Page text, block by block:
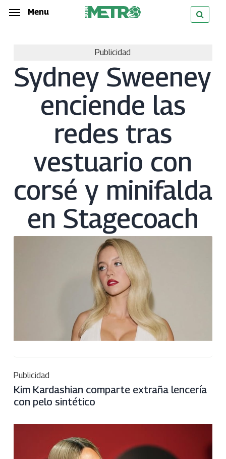
Skip
Menu
Publicidad
Sydney Sweeney
enciende las
redes tras
vestuario con
corsé y minifalda
en Stagecoach
Publicidad
Kim Kardashian comparte extraña lencería
con pelo sintético
Menu